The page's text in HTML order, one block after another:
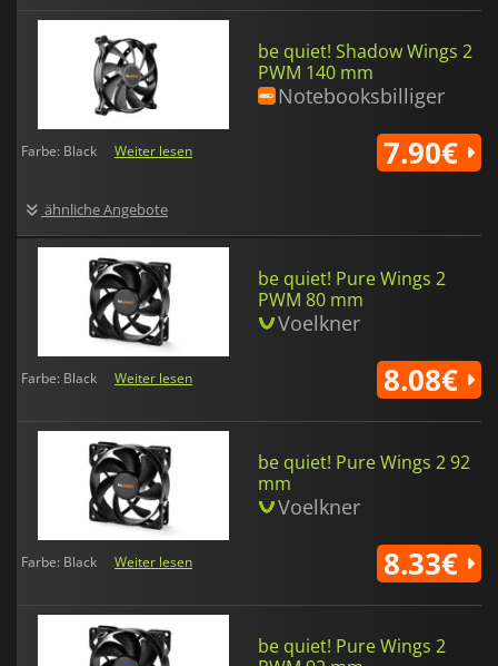
be quiet! Shadow Wings 2
PWM 140 mm
Notebooksbilliger
Farbe: Black Weiter lesen
ähnliche Angebote
7.90€
be quiet! Pure Wings 2
PWM 80 mm
Voelkner
Farbe: Black Weiter lesen 8.08€
be quiet! Pure Wings 2 92
mm
Voelkner
Farbe: Black Weiter lesen 8.33€
be quiet! Pure Wings 2